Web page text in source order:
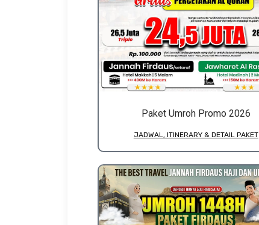
Paket Umroh Promo 2026
JADWAL, ITINERARY & DETAIL PAKET